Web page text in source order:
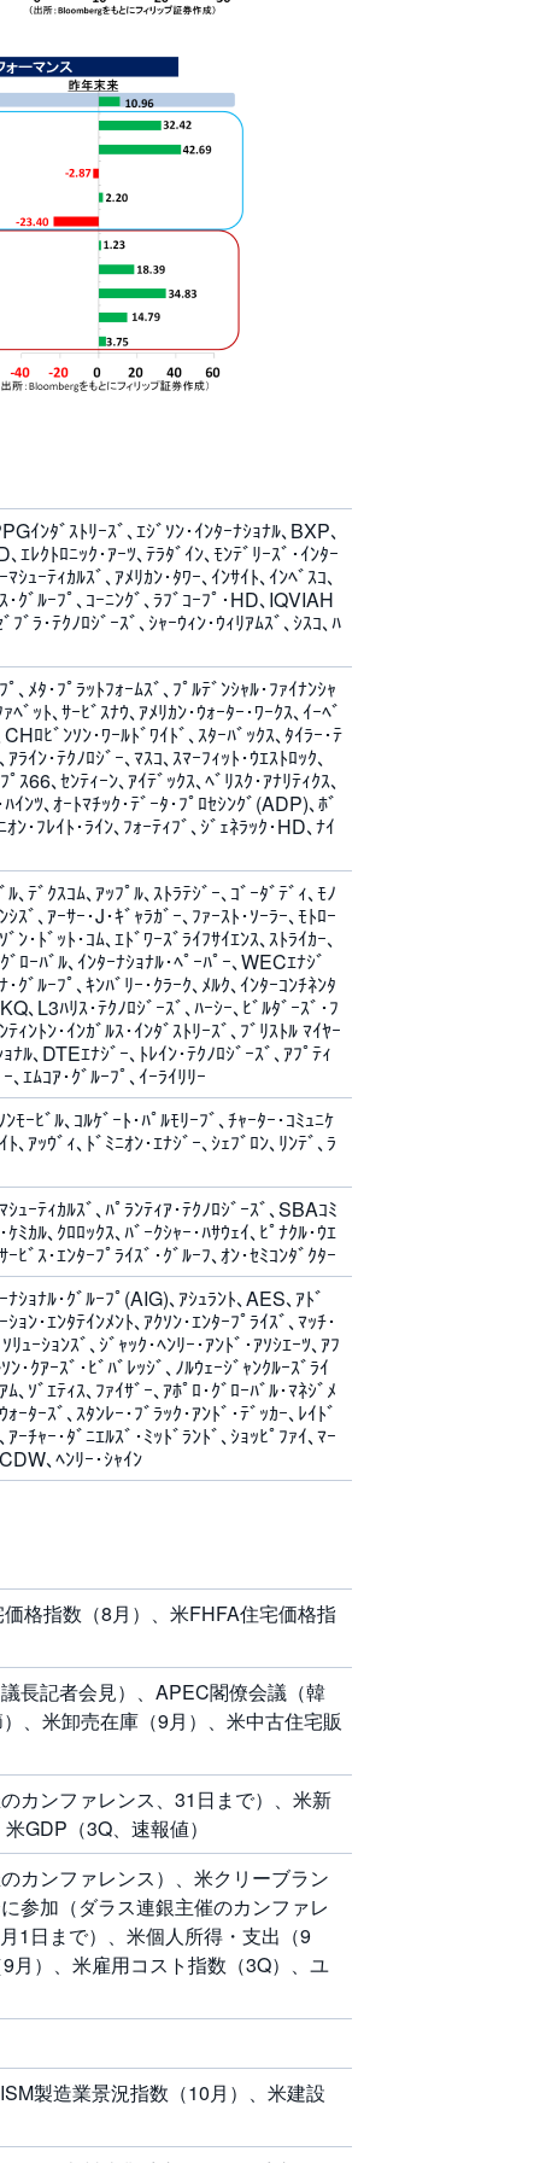
ｲﾝﾀﾞｽﾄﾘｰｽﾞ､ｴｼﾞｿﾝ･ｲﾝﾀｰﾅｼｮﾅﾙ､BXP､
ｴﾚｸﾄﾛﾆｯｸ･ｱｰﾂ､ﾃﾗﾀﾞｲﾝ､ﾓﾝﾃﾞﾘｰｽﾞ･ｲﾝﾀｰ
ｼｭｰﾃｨｶﾙｽﾞ､ｱﾒﾘｶﾝ･ﾀﾜｰ､ｲﾝｻｲﾄ､ｲﾝﾍﾞｽｺ､
ｸﾞﾙｰﾌﾟ､ｺｰﾆﾝｸﾞ､ﾗﾌﾞｺｰﾌﾟ･HD､IQVIAH
ﾞﾗ･ﾃｸﾉﾛｼﾞｰｽﾞ､ｼｬｰｳｨﾝ･ｳｨﾘｱﾑｽﾞ､ｼｽｺ､ﾊ
､ﾒﾀ･ﾌﾟﾗｯﾄﾌｫｰﾑｽﾞ､ﾌﾟﾙﾃﾞﾝｼｬﾙ･ﾌｧｲﾅﾝｼｬ
ﾞｯﾄ､ｻｰﾋﾞｽﾅｳ､ｱﾒﾘｶﾝ･ｳｫｰﾀｰ･ﾜｰｸｽ､ｲｰﾍﾞ
ﾛﾋﾞﾝｿﾝ･ﾜｰﾙﾄﾞﾜｲﾄﾞ､ｽﾀｰﾊﾞｯｸｽ､ﾀｲﾗｰ･ﾃ
ﾗｲﾝ･ﾃｸﾉﾛｼﾞｰ､ﾏｽｺ､ｽﾏｰﾌｨｯﾄ･ｳｴｽﾄﾛｯｸ､
ｽ66､ｾﾝﾃｨｰﾝ､ｱｲﾃﾞｯｸｽ､ﾍﾞﾘｽｸ･ｱﾅﾘﾃｨｸｽ､
ｲﾝﾂ､ｵｰﾄﾏﾁｯｸ･ﾃﾞｰﾀ･ﾌﾟﾛｾｼﾝｸﾞ(ADP)､ﾎﾞ
ﾝ･ﾌﾚｲﾄ･ﾗｲﾝ､ﾌｫｰﾃｨﾌﾞ､ｼﾞｪﾈﾗｯｸ･HD､ﾅｲ
､ﾃﾞｸｽｺﾑ､ｱｯﾌﾟﾙ､ｽﾄﾗﾃｼﾞｰ､ｺﾞｰﾀﾞﾃﾞｨ､ﾓﾉ
ｽﾞ､ｱｰｻｰ･J･ｷﾞｬﾗｶﾞｰ､ﾌｧｰｽﾄ･ｿｰﾗｰ､ﾓﾄﾛｰ
ﾝ･ﾄﾞｯﾄ･ｺﾑ､ｴﾄﾞﾜｰｽﾞﾗｲﾌｻｲｴﾝｽ､ｽﾄﾗｲｶｰ､
ﾛｰﾊﾞﾙ､ｲﾝﾀｰﾅｼｮﾅﾙ･ﾍﾟｰﾊﾟｰ､WECｴﾅｼﾞ
ｸﾞﾙｰﾌﾟ､ｷﾝﾊﾞﾘｰ･ｸﾗｰｸ､ﾒﾙｸ､ｲﾝﾀｰｺﾝﾁﾈﾝﾀ
､L3ﾊﾘｽ･ﾃｸﾉﾛｼﾞｰｽﾞ､ﾊｰｼｰ､ﾋﾞﾙﾀﾞｰｽﾞ･ﾌ
ｨﾝﾄﾝ･ｲﾝｶﾞﾙｽ･ｲﾝﾀﾞｽﾄﾘｰｽﾞ､ﾌﾞﾘｽﾄﾙ ﾏｲﾔｰ
ﾅﾙ､DTEｴﾅｼﾞｰ､ﾄﾚｲﾝ･ﾃｸﾉﾛｼﾞｰｽﾞ､ｱﾌﾟﾃｨ
､ｴﾑｺｱ･ｸﾞﾙｰﾌﾟ､ｲｰﾗｲﾘﾘｰ
ﾓｰﾋﾞﾙ､ｺﾙｹﾞｰﾄ･ﾊﾟﾙﾓﾘｰﾌﾞ､ﾁｬｰﾀｰ･ｺﾐｭﾆｹ
､ｱｯｳﾞｨ､ﾄﾞﾐﾆｵﾝ･ｴﾅｼﾞｰ､ｼｪﾌﾞﾛﾝ､ﾘﾝﾃﾞ､ﾗ
ｭｰﾃｨｶﾙｽﾞ､ﾊﾟﾗﾝﾃｨｱ･ﾃｸﾉﾛｼﾞｰｽﾞ､SBAｺﾐ
ﾐｶﾙ､ｸﾛﾛｯｸｽ､ﾊﾞｰｸｼｬｰ･ﾊｻｳｪｲ､ﾋﾟﾅｸﾙ･ｳｴ
ﾋﾞｽ･ｴﾝﾀｰﾌﾟﾗｲｽﾞ･ｸﾞﾙｰﾌ､ｵﾝ･ｾﾐｺﾝﾀﾞｸﾀｰ
ｼｮﾅﾙ･ｸﾞﾙｰﾌﾟ(AIG)､ｱｼｭﾗﾝﾄ､AES､ｱﾄﾞ
ｮﾝ･ｴﾝﾀﾃｲﾝﾒﾝﾄ､ｱｸｿﾝ･ｴﾝﾀｰﾌﾟﾗｲｽﾞ､ﾏｯﾁ･
ｭｰｼｮﾝｽﾞ､ｼﾞｬｯｸ･ﾍﾝﾘｰ･ｱﾝﾄﾞ･ｱｿｼｴｰﾂ､ｱﾌ
･ｸｱｰｽﾞ･ﾋﾞﾊﾞﾚｯｼﾞ､ﾉﾙｳｪｰｼﾞｬﾝｸﾙｰｽﾞﾗｲ
､ｿﾞｴﾃｨｽ､ﾌｧｲｻﾞｰ､ｱﾎﾟﾛ･ｸﾞﾛｰﾊﾞﾙ･ﾏﾈｼﾞﾒ
ｰﾀｰｽﾞ､ｽﾀﾝﾚｰ･ﾌﾞﾗｯｸ･ｱﾝﾄﾞ･ﾃﾞｯｶｰ､ﾚｲﾄﾞ
ｰﾁｬｰ･ﾀﾞﾆｴﾙｽﾞ･ﾐｯﾄﾞﾗﾝﾄﾞ､ｼｮｯﾋﾟﾌｧｲ､ﾏｰ
､ﾍﾝﾘｰ･ｼｬｲﾝ
格指数（8月）、米FHFA住宅価格指
長記者会見）、APEC閣僚会議（韓
、米卸売在庫（9月）、米中古住宅販
カンファレンス、31日まで）、米新
GDP（3Q、速報値）
カンファレンス）、米クリーブラン
参加（ダラス連銀主催のカンファレ
1日まで）、米個人所得・支出（9
月）、米雇用コスト指数（3Q）、ユ
製造業景況指数（10月）、米建設